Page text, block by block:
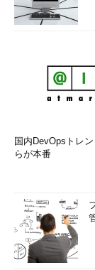
国内DevOpsトレ
らが本番